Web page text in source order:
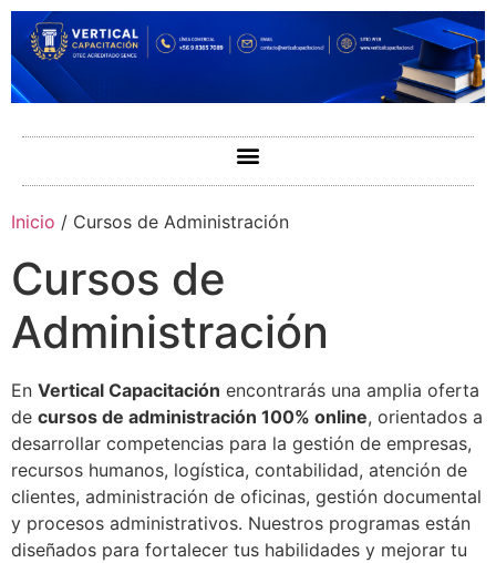
Inicio / Cursos de Administración
Cursos de
Administración
En Vertical Capacitación encontrarás una amplia oferta
de cursos de administración 100% online, orientados a
desarrollar competencias para la gestión de empresas,
recursos humanos, logística, contabilidad, atención de
clientes, administración de oficinas, gestión documental
y procesos administrativos. Nuestros programas están
diseñados para fortalecer tus habilidades y mejorar tu